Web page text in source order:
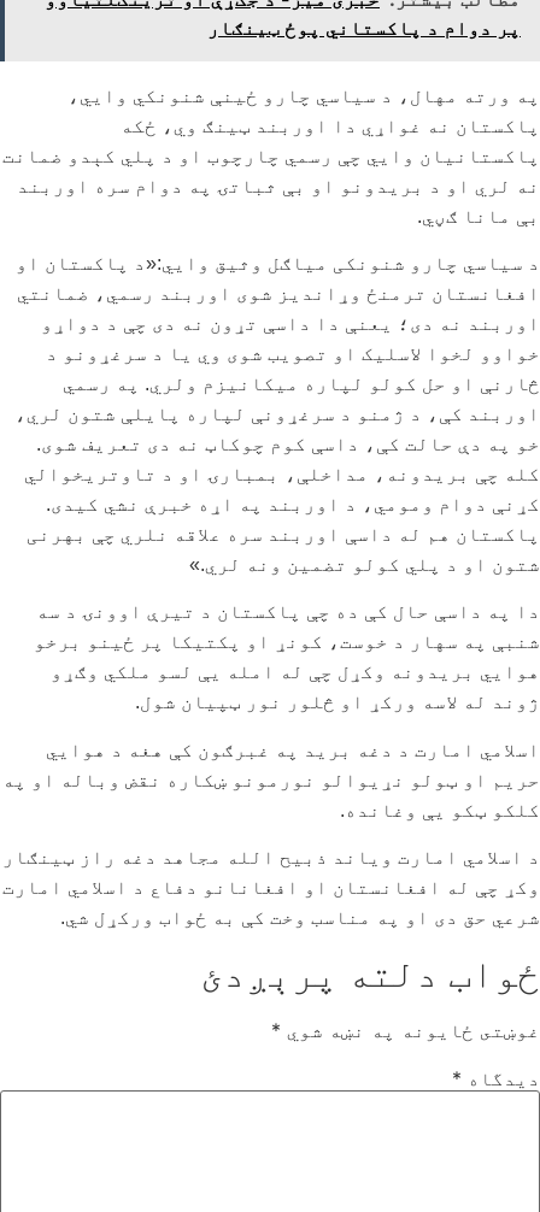
پر دوام د پاکستاني پوځ ټینګار
په ورته مهال، د سیاسي چارو ځينې شنونکي وایي،
پاکستان نه غواړي دا اوربند ټینګ وي، ځکه
پاکستانیان وایي چې رسمي چارچوب او د پلي کېدو ضمانت
نه لري او د بریدونو او بې ثباتۍ په دوام سره اوربند
بې مانا ګڼي.
د سیاسي چارو شنونکی میاګل وثیق وايي:«د پاکستان او
افغانستان ترمنځ وړاندیز شوی اوربند رسمي، ضمانتي
اوربند نه دی؛ یعنې دا داسې تړون نه دی چې د دواړو
خواوو لخوا لاسلیک او تصویب شوی وي یا د سرغړونو د
څارنې او حل کولو لپاره میکانیزم ولري. په رسمي
اوربند کې، د ژمنو د سرغړونې لپاره پایلې شتون لري،
خو په دې حالت کې، داسې کوم چوکاټ نه دی تعریف شوی.
کله چې بریدونه، مداخلې، بمبارۍ او د تاوتریخوالي
کړنې دوام ومومي، د اوربند په اړه خبرې نشي کیدی.
پاکستان هم له داسې اوربند سره علاقه نلري چې بهرنی
شتون او د پلي کولو تضمین ونه لري.»
دا په داسې حال کې ده چې پاکستان د تیرې اوونۍ د سه
شنبې په سهار د خوست، کونړ او پکتیکا پر ځینو برخو
هوایي بریدونه وکړل چې له امله یې لسو ملکي وګړو
ژوند له لاسه ورکړ او څلور نور ټپیان شول.
اسلامي امارت د دغه برید په غبرګون کې هغه د هوایي
حریم او ټولو نړیوالو نورمونو ښکاره نقض وباله او په
کلکو ټکو یې وغانده.
د اسلامي امارت ویاند ذبیح الله مجاهد دغه راز ټينګار
وکړ چې له افغانستان او افغانانو دفاع د اسلامي امارت
شرعي حق دی او په مناسب وخت کې به ځواب ورکړل شي.
ځواب دلته پرېږدئ
غوښتى ځایونه په نښه شوي *
دیدگاه *